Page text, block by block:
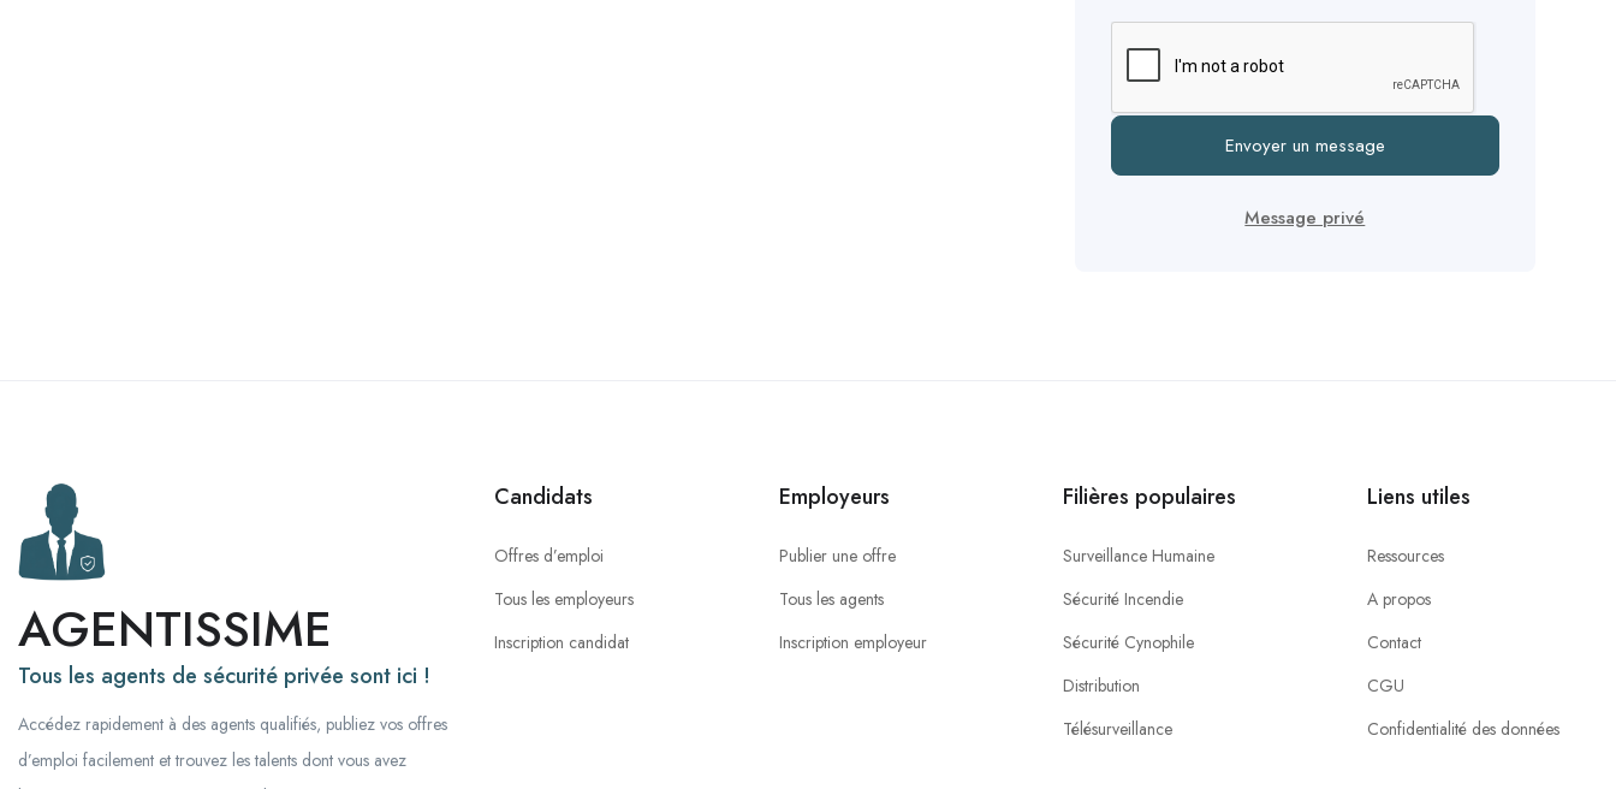
Envoyer un message
Message privé
AGENTISSIME
Tous les agents de sécurité privée sont ici !
Accédez rapidement à des agents qualifiés, publiez vos offres
d’emploi facilement et trouvez les talents dont vous avez
Candidats
Offres d’emploi
Tous les employeurs
Inscription candidat
Employeurs
Publier une offre
Tous les agents
Inscription employeur
Filières populaires
Surveillance Humaine
Sécurité Incendie
Sécurité Cynophile
Distribution
Télésurveillance
Liens utiles
Ressources
A propos
Contact
CGU
Confidentialité des données